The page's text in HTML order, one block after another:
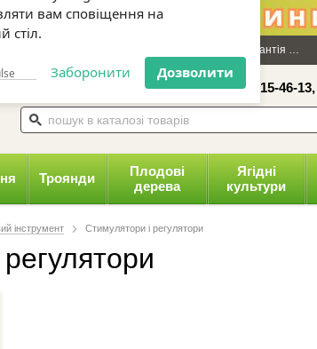
сайту megasad.net
вам сповіщення на
Заборонити Дозволити
Гарантія
067 654-16-41, 050 515-46-13,
Троянди
Плодові
дерева
Ягідні
культури
інструмент Стимулятори і регулятори